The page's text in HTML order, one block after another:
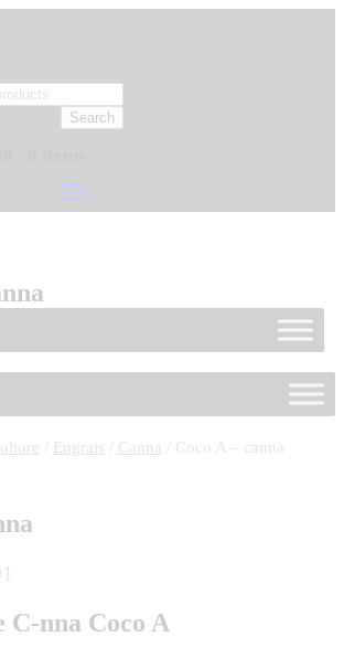
Search
Engrais Canna / Coco A – canna
C-nna Coco A